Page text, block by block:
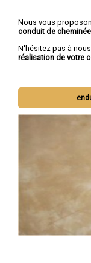
Nous vous
conduit de
N'hésitez pas à
réalisation de votre